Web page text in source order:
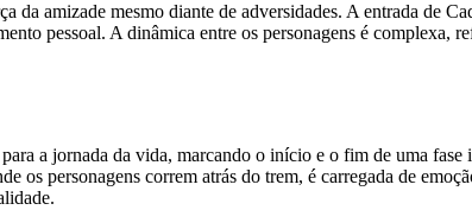
amizade mesmo diante de adversidades. A entrada de
pessoal. A dinâmica entre os personagens é complexa,
a jornada da vida, marcando o início e o fim de uma fase
personagens correm atrás do trem, é carregada de